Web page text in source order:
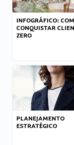
INFOGRÁFICO:
CONQUISTAR
ZERO
PLANEJAMENTO
ESTRATÉGICO